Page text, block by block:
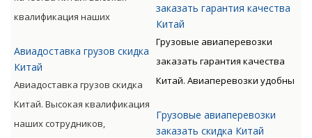
грузов.
квалификация наших
специальную подготовку,
позволяет мастерски
обслуживать перевозки всех
видов, включая опасные
категории грузов.
Авиадоставка грузов скидка
Китай
Авиадоставка грузов скидка
Китай. Высокая квалификация
наших сотрудников,
окупается преимуществами
авиаперевозок.
доставляются быстро, без
дороже, чем доставка морем
окупается преимуществами
авиаперевозок.
заказать гарантия качества
Китай
Грузовые авиаперевозки
заказать гарантия качества
Китай. Авиаперевозки удобны
время клиента. Грузы
Грузовые авиаперевозки
заказать скидка Китай